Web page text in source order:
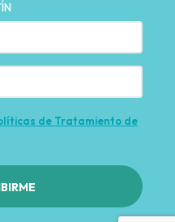
de Tratamiento de